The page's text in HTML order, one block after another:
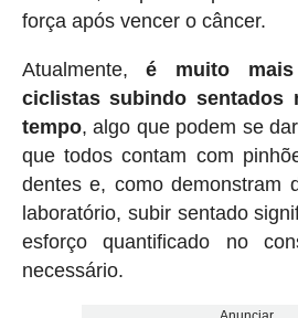
força após vencer o câncer.
Atualmente,é muito
ciclistas subindo sentados
tempo, algo que podem se
que todos contam com
dentes e, como demonstram
laboratório, subir sentado
esforço quantificado no
necessário.